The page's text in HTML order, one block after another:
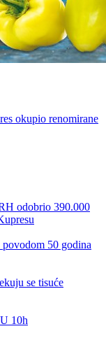
okupio renomirane
odobrio 390.000
50 godina
se tisuće
10h